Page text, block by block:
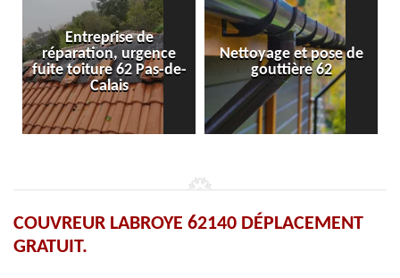
de
urgence
Pas-de-
Nettoyage et pose de
gouttière 62
Pose et
velux 62
COUVREUR LABROYE 62140 DÉPLACEMENT
GRATUIT.